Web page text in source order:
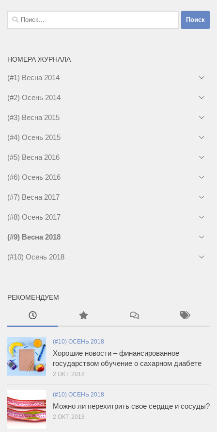
Найти:
НОМЕРА ЖУРНАЛА
(#1) Весна 2014
(#2) Осень 2014
(#3) Весна 2015
(#4) Осень 2015
(#5) Весна 2016
(#6) Осень 2016
(#7) Весна 2017
(#8) Осень 2017
(#9) Весна 2018
(#10) Осень 2018
РЕКОМЕНДУЕМ
(#10) ОСЕНЬ 2018
Хорошие новости – финансированное
государством обучение о сахарном диабете
2 ОКТ, 2018
(#10) ОСЕНЬ 2018
Можно ли перехитрить свое сердце и сосуды?
2 ОКТ, 2018